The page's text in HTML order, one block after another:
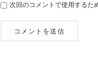
次回のコメントで使用するた